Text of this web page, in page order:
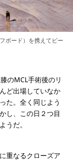
ボード）を携えてビー
のMCL手術後のリ
ど出場していなか
た。全く同じよう
し、この日２つ目
うだ。
重なるクローズア